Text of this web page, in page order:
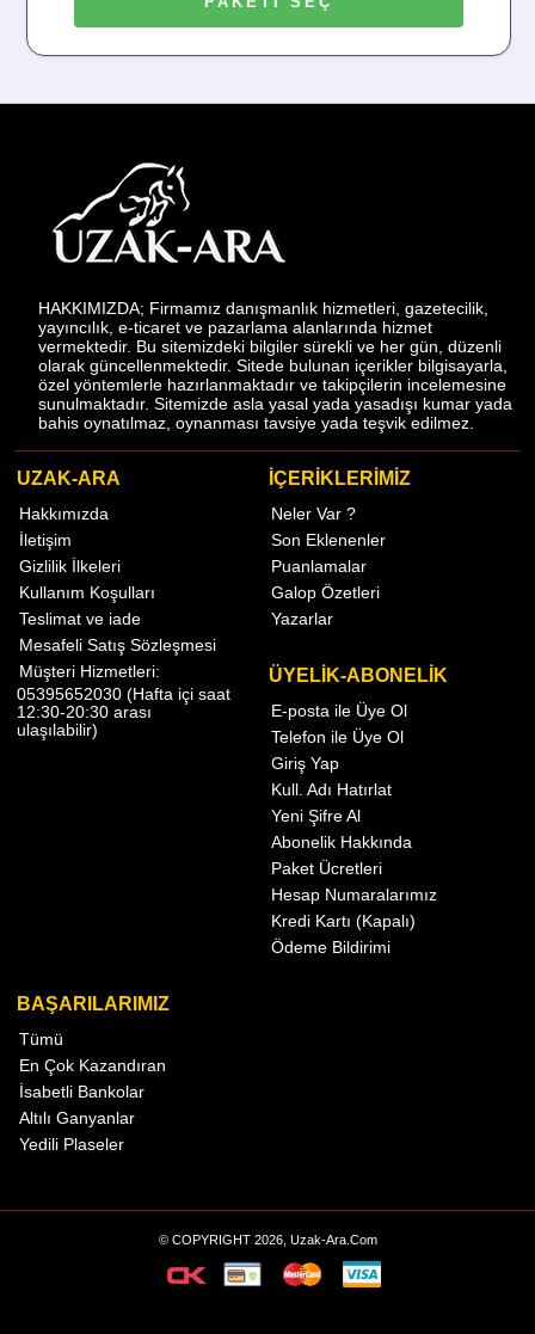
HAKKIMIZDA; Firmamız danışmanlık hizmetleri, gazetecilik,
yayıncılık, e-ticaret ve pazarlama alanlarında hizmet
vermektedir. Bu sitemizdeki bilgiler sürekli ve her gün, düzenli
olarak güncellenmektedir. Sitede bulunan içerikler bilgisayarla,
özel yöntemlerle hazırlanmaktadır ve takipçilerin incelemesine
sunulmaktadır. Sitemizde asla yasal yada yasadışı kumar yada
bahis oynatılmaz, oynanması tavsiye yada teşvik edilmez.
UZAK-ARA
Hakkımızda
İletişim
Gizlilik İlkeleri
Kullanım Koşulları
Teslimat ve iade
Mesafeli Satış Sözleşmesi
Müşteri Hizmetleri:
05395652030 (Hafta içi saat
12:30-20:30 arası
ulaşılabilir)
İÇERİKLERİMİZ
Neler Var ?
Son Eklenenler
Puanlamalar
Galop Özetleri
Yazarlar
ÜYELİK-ABONELİK
E-posta ile Üye Ol
Telefon ile Üye Ol
Giriş Yap
Kull. Adı Hatırlat
Yeni Şifre Al
Abonelik Hakkında
Paket Ücretleri
Hesap Numaralarımız
Kredi Kartı (Kapalı)
Ödeme Bildirimi
BAŞARILARIMIZ
Tümü
En Çok Kazandıran
İsabetli Bankolar
Altılı Ganyanlar
Yedili Plaseler
© COPYRIGHT 2026, Uzak-Ara.Com